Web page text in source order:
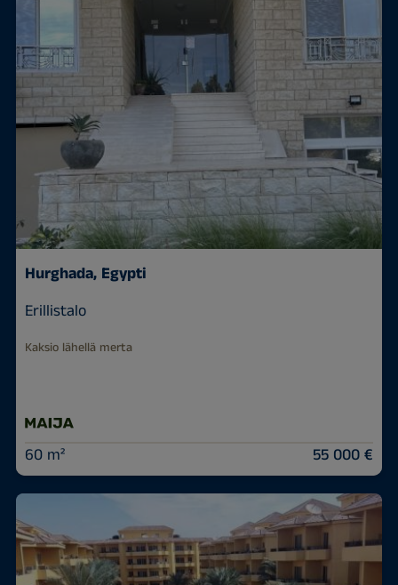
Hurghada, Egypti
Erillistalo
Kaksio lähellä merta
60 m² 55 000 €